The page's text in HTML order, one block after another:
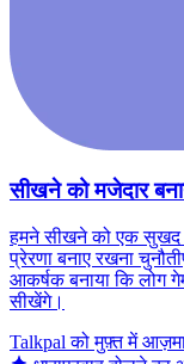
सीखने को मजेदार
हमने सीखने को एक सुखद
प्रेरणा बनाए रखना
आकर्षक बनाया कि लोग
सीखेंगे।
Talkpal को मुफ़्त में